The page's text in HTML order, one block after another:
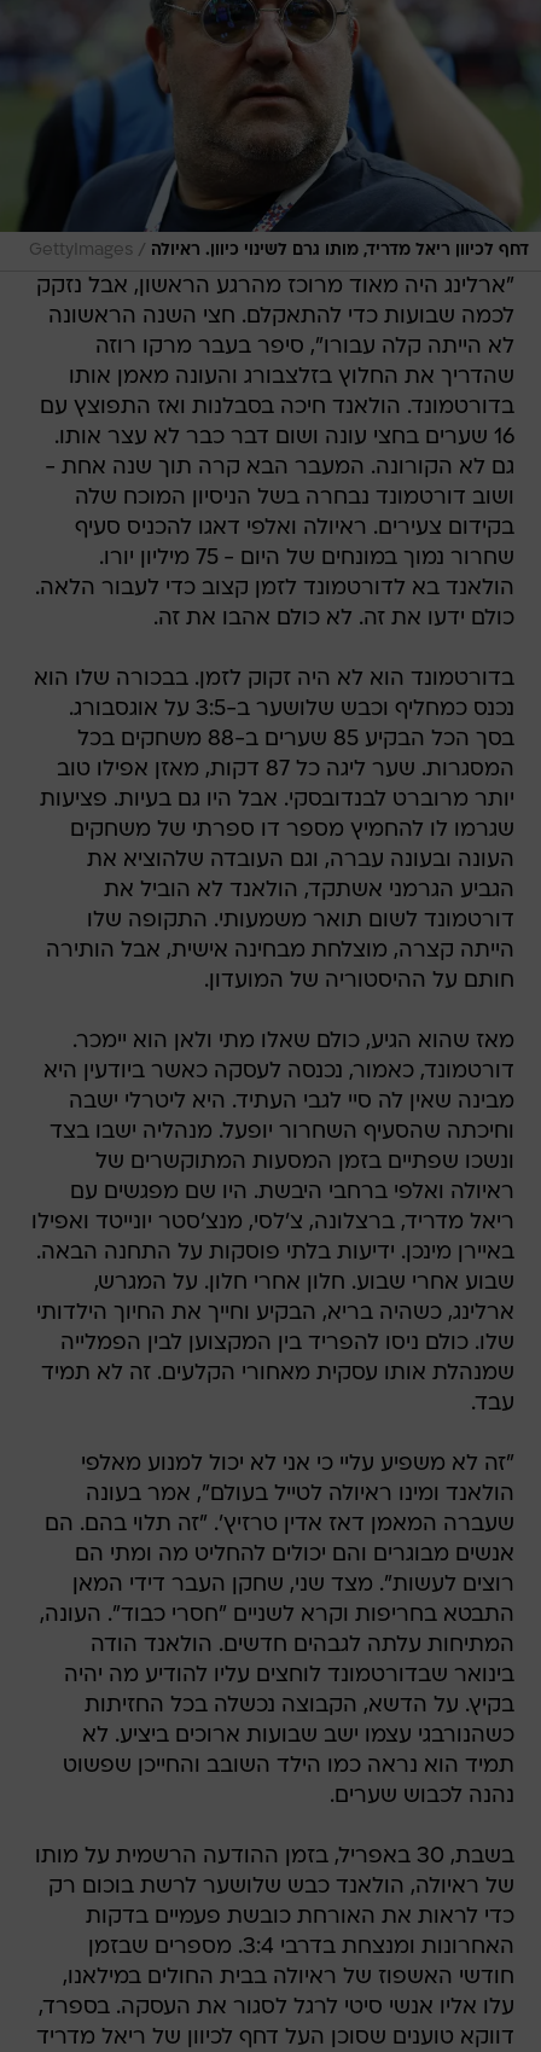
דחף לכיוון ריאל מדריד, מותו גרם לשינוי כיוון. ראיולה /
GettyImages
"ארלינג היה מאוד מרוכז מהרגע הראשון, אבל נזקק
לכמה שבועות כדי להתאקלם. חצי השנה הראשונה
לא הייתה קלה עבורו", סיפר בעבר מרקו רוזה
שהדריך את החלוץ בזלצבורג והעונה מאמן אותו
בדורטמונד. הולאנד חיכה בסבלנות ואז התפוצץ עם
16 שערים בחצי עונה ושום דבר כבר לא עצר אותו.
גם לא הקורונה. המעבר הבא קרה תוך שנה אחת -
ושוב דורטמונד נבחרה בשל הניסיון המוכח שלה
בקידום צעירים. ראיולה ואלפי דאגו להכניס סעיף
שחרור נמוך במונחים של היום - 75 מיליון יורו.
הולאנד בא לדורטמונד לזמן קצוב כדי לעבור הלאה.
כולם ידעו את זה. לא כולם אהבו את זה.
בדורטמונד הוא לא היה זקוק לזמן. בבכורה שלו הוא
נכנס כמחליף וכבש שלושער ב-3:5 על אוגסבורג.
בסך הכל הבקיע 85 שערים ב-88 משחקים בכל
המסגרות. שער ליגה כל 87 דקות, מאזן אפילו טוב
יותר מרוברט לבנדובסקי. אבל היו גם בעיות. פציעות
שגרמו לו להחמיץ מספר דו ספרתי של משחקים
העונה ובעונה עברה, וגם העובדה שלהוציא את
הגביע הגרמני אשתקד, הולאנד לא הוביל את
דורטמונד לשום תואר משמעותי. התקופה שלו
הייתה קצרה, מוצלחת מבחינה אישית, אבל הותירה
חותם על ההיסטוריה של המועדון.
מאז שהוא הגיע, כולם שאלו מתי ולאן הוא יימכר.
דורטמונד, כאמור, נכנסה לעסקה כאשר ביודעין היא
מבינה שאין לה סיי לגבי העתיד. היא ליטרלי ישבה
וחיכתה שהסעיף השחרור יופעל. מנהליה ישבו בצד
ונשכו שפתיים בזמן המסעות המתוקשרים של
ראיולה ואלפי ברחבי היבשת. היו שם מפגשים עם
ריאל מדריד, ברצלונה, צ'לסי, מנצ'סטר יונייטד ואפילו
באיירן מינכן. ידיעות בלתי פוסקות על התחנה הבאה.
שבוע אחרי שבוע. חלון אחרי חלון. על המגרש,
ארלינג, כשהיה בריא, הבקיע וחייך את החיוך הילדותי
שלו. כולם ניסו להפריד בין המקצוען לבין הפמלייה
שמנהלת אותו עסקית מאחורי הקלעים. זה לא תמיד
עבד.
"זה לא משפיע עליי כי אני לא יכול למנוע מאלפי
הולאנד ומינו ראיולה לטייל בעולם", אמר בעונה
שעברה המאמן דאז אדין טרזיץ'. "זה תלוי בהם. הם
אנשים מבוגרים והם יכולים להחליט מה ומתי הם
רוצים לעשות". מצד שני, שחקן העבר דידי המאן
התבטא בחריפות וקרא לשניים "חסרי כבוד". העונה,
המתיחות עלתה לגבהים חדשים. הולאנד הודה
בינואר שבדורטמונד לוחצים עליו להודיע מה יהיה
בקיץ. על הדשא, הקבוצה נכשלה בכל החזיתות
כשהנורבגי עצמו ישב שבועות ארוכים ביציע. לא
תמיד הוא נראה כמו הילד השובב והחייכן שפשוט
נהנה לכבוש שערים.
בשבת, 30 באפריל, בזמן ההודעה הרשמית על מותו
של ראיולה, הולאנד כבש שלושער לרשת בוכום רק
כדי לראות את האורחת כובשת פעמיים בדקות
האחרונות ומנצחת בדרבי 3:4. מספרים שבזמן
חודשי האשפוז של ראיולה בבית החולים במילאנו,
עלו אליו אנשי סיטי לרגל לסגור את העסקה. בספרד,
דווקא טוענים שסוכן העל דחף לכיוון של ריאל מדריד